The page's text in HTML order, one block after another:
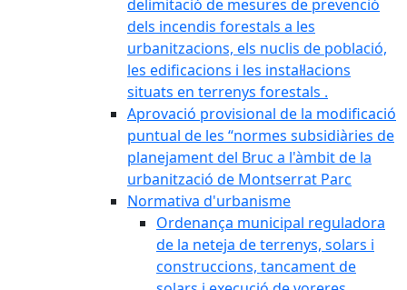
delimitació de mesures de prevenció
dels incendis forestals a les
urbanitzacions, els nuclis de població,
les edificacions i les instal·lacions
situats en terrenys forestals .
Aprovació provisional de la modificació
puntual de les “normes subsidiàries de
planejament del Bruc a l'àmbit de la
urbanització de Montserrat Parc
Normativa d'urbanisme
Ordenança municipal reguladora
de la neteja de terrenys, solars i
construccions, tancament de